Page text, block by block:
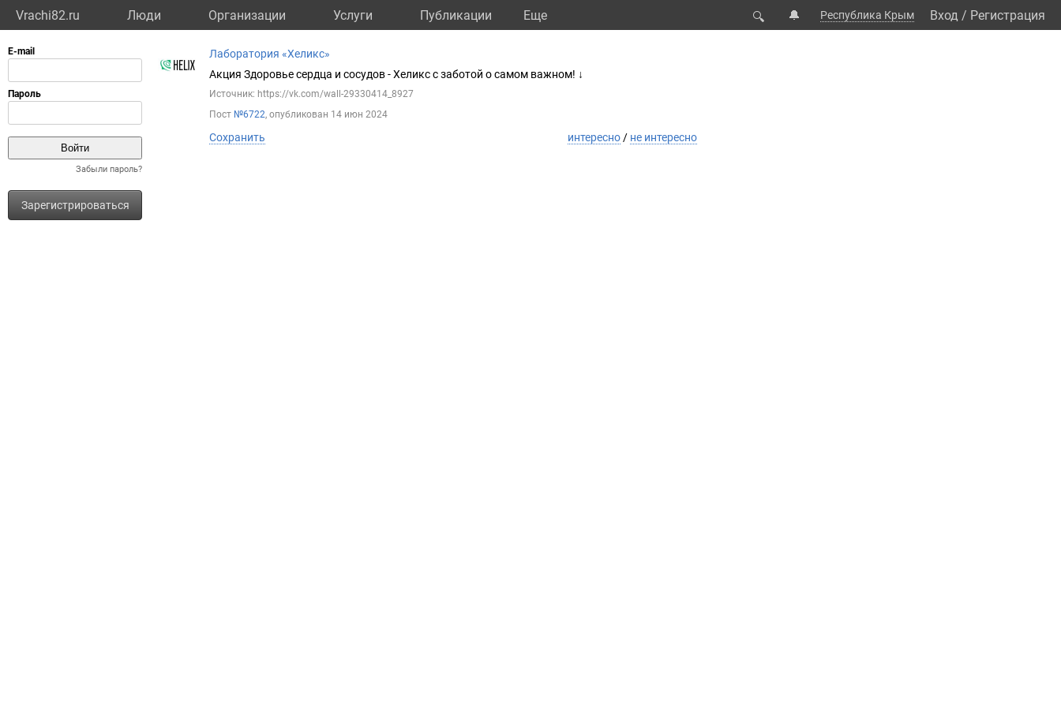
Vrachi82.ru Люди Организации Услуги Публикации Eще 🔍 🔔 Республика Крым Вход / Регистрация
Забыли пароль?
Зарегистрироваться
Лаборатория «Хеликс»
Акция Здоровье сердца и сосудов - Хеликс с заботой о самом важном! ↓
Источник: https://vk.com/wall-29330414_8927
Пост №6722, опубликован 14 июн 2024
Сохранить интересно / не интересно